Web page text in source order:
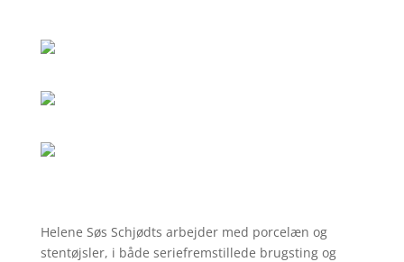
Helene Søs Schjødts arbejder med porcelæn og
stentøjsler, i både seriefremstillede brugsting og